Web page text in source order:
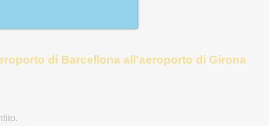
di Barcellona all'aeroporto di Girona